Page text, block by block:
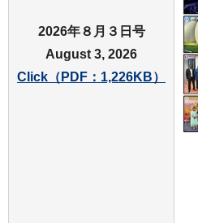
2026年８月３日号
August 3, 2026
Click（PDF：1,226KB）